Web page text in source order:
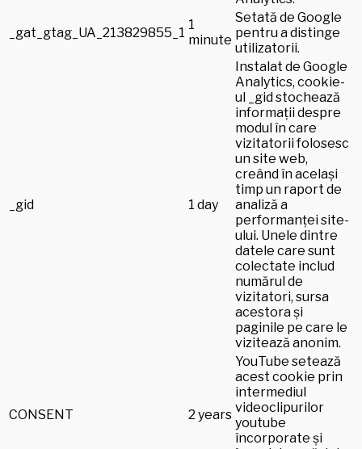
_gat_gtag_UA_213829855_1
1
minute
Setată de Google
pentru a distinge
utilizatorii.
_gid 1 day
Instalat de Google
Analytics, cookie-
ul _gid stochează
informații despre
modul în care
vizitatorii folosesc
un site web,
creând în același
timp un raport de
analiză a
performanței site-
ului. Unele dintre
datele care sunt
colectate includ
numărul de
vizitatori, sursa
acestora și
paginile pe care le
vizitează anonim.
CONSENT 2 years
YouTube setează
acest cookie prin
intermediul
videoclipurilor
youtube
încorporate și